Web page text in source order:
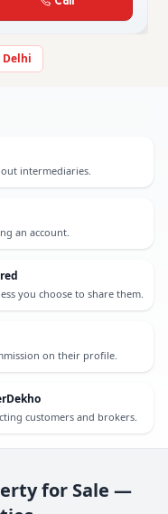
Delhi
intermediaries.
an account.
you choose to share them.
on their profile.
customers and brokers.
for Sale —